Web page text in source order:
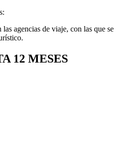
agencias de viaje, con las que se
12 MESES